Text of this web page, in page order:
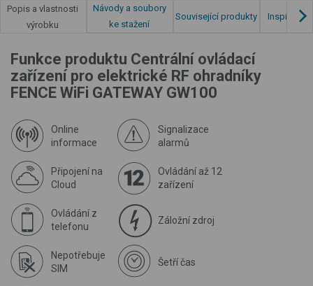
Popis a vlastnosti
výrobku
Návody a soubory
ke stažení
Související produkty Inspirace
Funkce produktu Centrální ovládací
zařízení pro elektrické RF ohradníky
FENCE WiFi GATEWAY GW100
Online
informace
Signalizace
alarmů
Připojení na
Cloud
Ovládání až 12
zařízení
Ovládání z
telefonu
Záložní zdroj
Nepotřebuje
SIM
Šetří čas